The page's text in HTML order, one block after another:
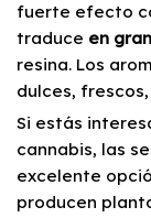
fuerte efecto
traduce en
resina. Los
dulces,
Si estás
cannabis, las
excelente
producen